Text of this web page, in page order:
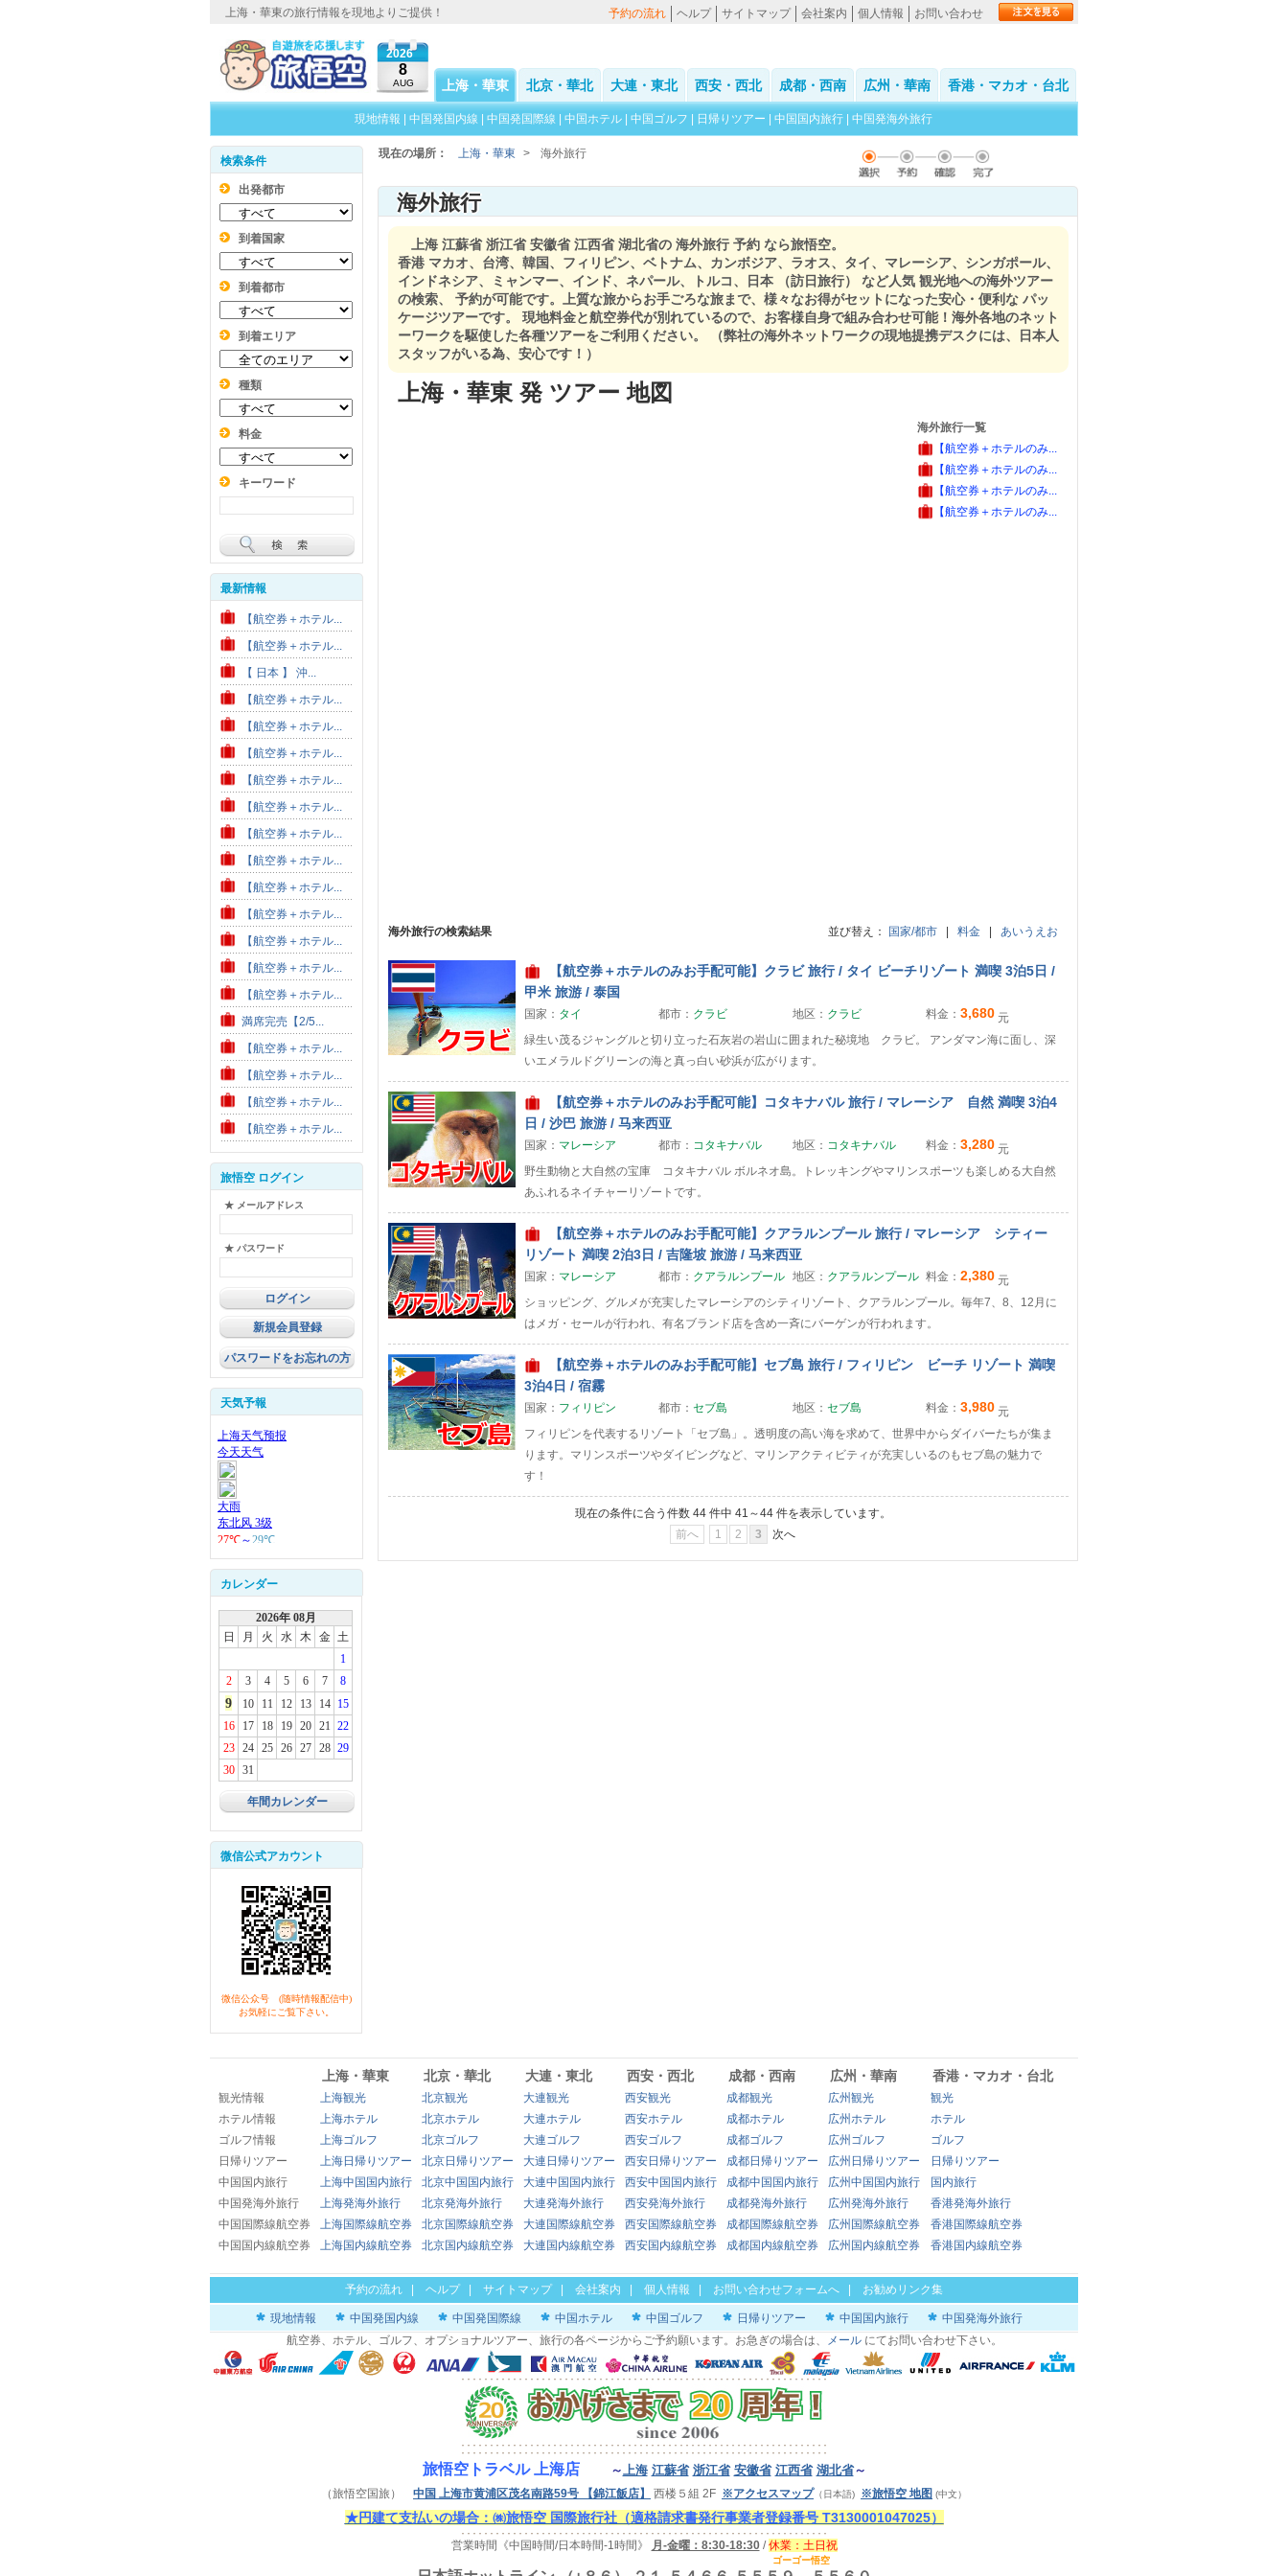
上海・華東の旅行情報を現地よりご提供！ 予約の流れ ヘルプ サイトマップ 会社案内 個人情報 お問い合わせ
2026
8
AUG 上海・華東 北京・華北 大連・東北 西安・西北 成都・西南 広州・華南 香港・マカオ・台北
現地情報 中国発国内線 中国発国際線 中国ホテル 中国ゴルフ 日帰りツアー 中国国内旅行 中国発海外旅行
検索条件
出発都市
到着国家
到着都市
到着エリア
種類
料金
キーワード
最新情報
【航空券＋ホテル...
【航空券＋ホテル...
【 日本 】 沖...
【航空券＋ホテル...
【航空券＋ホテル...
【航空券＋ホテル...
【航空券＋ホテル...
【航空券＋ホテル...
【航空券＋ホテル...
【航空券＋ホテル...
【航空券＋ホテル...
【航空券＋ホテル...
【航空券＋ホテル...
【航空券＋ホテル...
【航空券＋ホテル...
満席完売【2/5...
【航空券＋ホテル...
【航空券＋ホテル...
【航空券＋ホテル...
【航空券＋ホテル...
旅悟空 ログイン
★ メールアドレス
★ パスワード
新規会員登録
パスワードをお忘れの方
天気予報
カレンダー
2026年 08月
日
月 火 水 木 金 土
1
2
3 4 5 6 7 8
9 10 11 12 13 14
15
16
17 18 19 20 21 22
23
24 25 26 27 28 29
30
31
年間カレンダー
微信公式アカウント
微信公众号 (随時情報配信中)
お気軽にご覧下さい。
現在の場所： 上海・華東 > 海外旅行
海外旅行
上海 江蘇省 浙江省 安徽省 江西省 湖北省の 海外旅行 予約 なら旅悟空。
香港 マカオ、台湾、韓国、フィリピン、ベトナム、カンボジア、ラオス、タイ、マレーシア、シンガポール、
インドネシア、ミャンマー、インド、ネパール、トルコ、日本 （訪日旅行） など人気 観光地への海外ツアー
の検索、 予約が可能です。上質な旅からお手ごろな旅まで、様々なお得がセットになった安心・便利な パッ
ケージツアーです。 現地料金と航空券代が別れているので、お客様自身で組み合わせ可能！海外各地のネット
ーワークを駆使した各種ツアーをご利用ください。 （弊社の海外ネットワークの現地提携デスクには、日本人
スタッフがいる為、安心です！）
上海・華東 発 ツアー 地図
海外旅行一覧
【航空券＋ホテルのみ...
【航空券＋ホテルのみ...
【航空券＋ホテルのみ...
【航空券＋ホテルのみ...
海外旅行の検索結果 並び替え： 国家/都市 料金 あいうえお
【航空券＋ホテルのみお手配可能】クラビ 旅行 / タイ ビーチリゾート 満喫 3泊5日 /
甲米 旅游 / 泰国
国家： タイ 都市： クラビ 地区： クラビ 料金： 3,680 元
緑生い茂るジャングルと切り立った石灰岩の岩山に囲まれた秘境地 クラビ。 アンダマン海に面し、深
いエメラルドグリーンの海と真っ白い砂浜が広がります。
【航空券＋ホテルのみお手配可能】コタキナバル 旅行 / マレーシア 自然 満喫 3泊4
日 / 沙巴 旅游 / 马来西亚
国家： マレーシア 都市： コタキナバル 地区： コタキナバル 料金： 3,280 元
野生動物と大自然の宝庫 コタキナバル ボルネオ島。トレッキングやマリンスポーツも楽しめる大自然
あふれるネイチャーリゾートです。
【航空券＋ホテルのみお手配可能】クアラルンプール 旅行 / マレーシア シティー
リゾート 満喫 2泊3日 / 吉隆坡 旅游 / 马来西亚
国家： マレーシア 都市： クアラルンプール 地区： クアラルンプール 料金： 2,380 元
ショッピング、グルメが充実したマレーシアのシティリゾート、クアラルンプール。毎年7、8、12月に
はメガ・セールが行われ、有名ブランド店を含め一斉にバーゲンが行われます。
【航空券＋ホテルのみお手配可能】セブ島 旅行 / フィリピン ビーチ リゾート 満喫
3泊4日 / 宿霧
国家： フィリピン 都市： セブ島 地区： セブ島 料金： 3,980 元
フィリピンを代表するリゾート「セブ島」。透明度の高い海を求めて、世界中からダイバーたちが集ま
ります。マリンスポーツやダイビングなど、マリンアクティビティが充実しいるのもセブ島の魅力で
す！
現在の条件に合う件数 44 件中 41～44 件を表示しています。
前へ
1 2 3 次へ
上海・華東 北京・華北 大連・東北 西安・西北 成都・西南 広州・華南 香港・マカオ・台北
観光情報 上海観光 北京観光 大連観光 西安観光 成都観光 広州観光
観光
ホテル情報
上海ホテル 北京ホテル 大連ホテル 西安ホテル 成都ホテル 広州ホテル
ホテル
ゴルフ情報
上海ゴルフ 北京ゴルフ 大連ゴルフ 西安ゴルフ 成都ゴルフ 広州ゴルフ
ゴルフ
日帰りツアー
上海日帰りツアー 北京日帰りツアー 大連日帰りツアー 西安日帰りツアー 成都日帰りツアー 広州日帰りツアー
日帰りツアー
中国国内旅行
上海中国国内旅行 北京中国国内旅行 大連中国国内旅行 西安中国国内旅行 成都中国国内旅行 広州中国国内旅行
国内旅行
中国発海外旅行
上海発海外旅行 北京発海外旅行 大連発海外旅行 西安発海外旅行 成都発海外旅行 広州発海外旅行
香港発海外旅行
中国国際線航空券
上海国際線航空券 北京国際線航空券 大連国際線航空券 西安国際線航空券 成都国際線航空券 広州国際線航空券
香港国際線航空券
中国国内線航空券
上海国内線航空券 北京国内線航空券 大連国内線航空券 西安国内線航空券 成都国内線航空券 広州国内線航空券 香港国内線航空券
予約の流れ ヘルプ| サイトマップ| 会社案内 個人情報 お問い合わせフォームへ お勧めリンク集
現地情報 中国発国内線 中国発国際線 中国ホテル 中国ゴルフ 日帰りツアー 中国国内旅行
中国発海外旅行
航空券、ホテル、ゴルフ、オプショナルツアー、旅行の各ページからご予約願います。お急ぎの場合は、
メールにてお問い合わせ下さい。
旅悟空トラベル 上海店 ～上海 江蘇省 浙江省 安徽省 江西省 湖北省～
（旅悟空国旅） 中国 上海市黄浦区茂名南路59号 【錦江飯店】 西楼５組 2F ※アクセスマップ （日本語) ※旅悟空 地图 (中文）
★円建て支払いの場合：㈱旅悟空 国際旅行社（適格請求書発行事業者登録番号 T3130001047025）
営業時間《中国時間/日本時間-1時間》 月-金曜：8:30-18:30/休業： 土日祝
ゴーゴー悟空